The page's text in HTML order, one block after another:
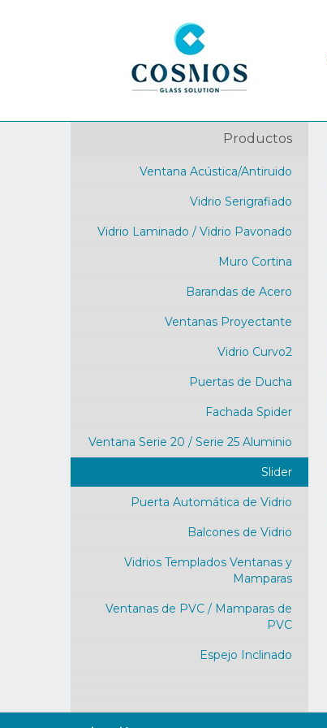
Productos
Ventana Acústica/Antiruido
Vidrio Serigrafiado
Vidrio Laminado / Vidrio Pavonado
Muro Cortina
Barandas de Acero
Ventanas Proyectante
Vidrio Curvo2
Puertas de Ducha
Fachada Spider
Ventana Serie 20 / Serie 25 Aluminio
Slider
Puerta Automática de Vidrio
Balcones de Vidrio
Vidrios Templados Ventanas y
Mamparas
Ventanas de PVC / Mamparas de
PVC
Espejo Inclinado